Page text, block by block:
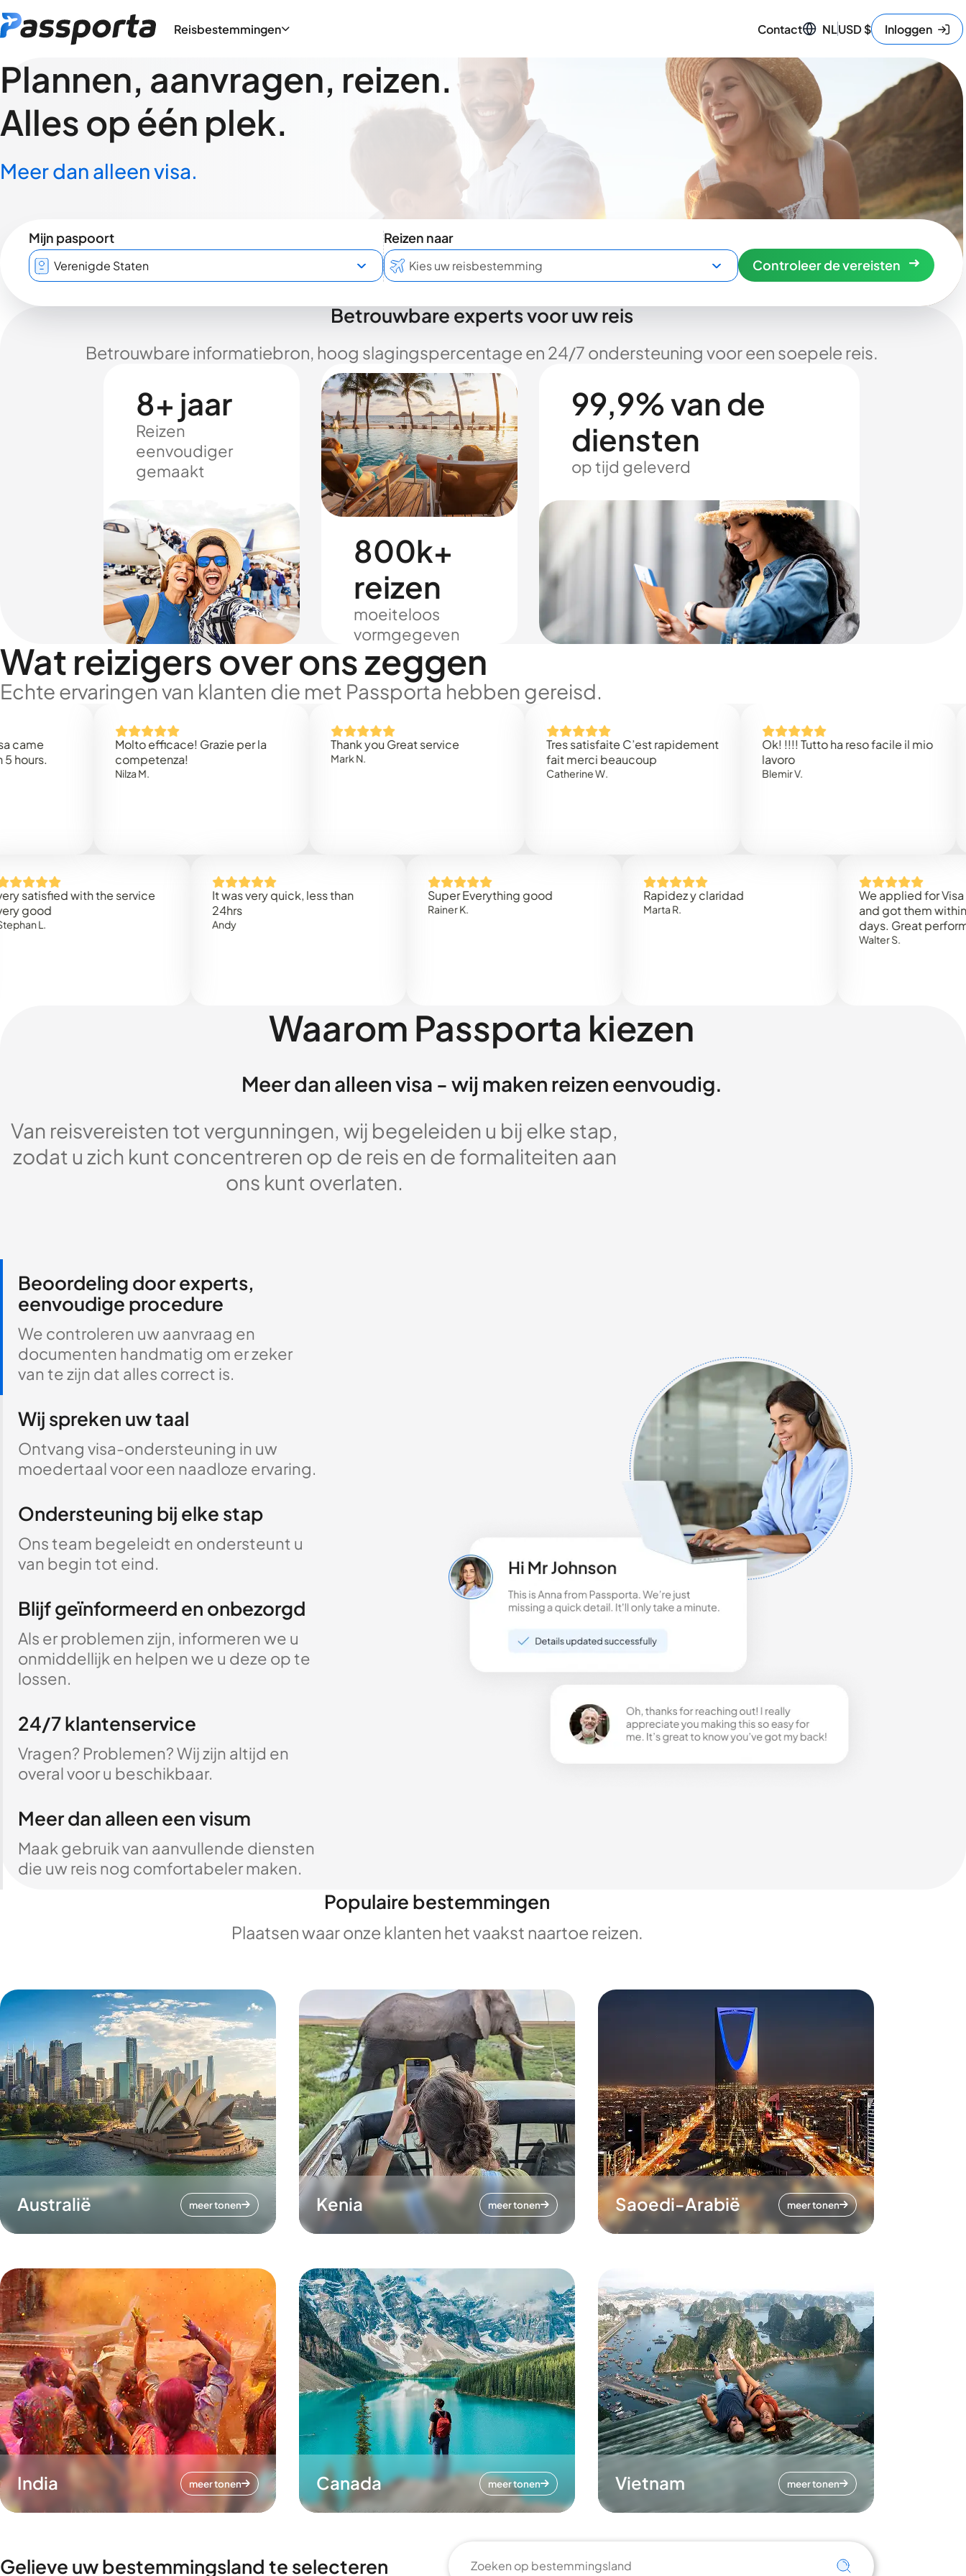
Reisbestemmingen Contact NLUSD$ Inloggen
Plannen, aanvragen, reizen.
Alles op één plek.
Meer dan alleen visa.
Mijn paspoort
Reizen naar
Controleer de vereisten
Betrouwbare experts voor uw reis
Betrouwbare informatiebron, hoog slagingspercentage en 24/7 ondersteuning voor een soepele reis.
8+ jaar
Reizen
eenvoudiger
gemaakt
800k+
reizen
moeiteloos
vormgegeven
99,9% van de
diensten
op tijd geleverd
Wat reizigers over ons zeggen
Echte ervaringen van klanten die met Passporta hebben gereisd.
Molto efficace! Grazie per la
competenza!
Thank you Great service
Tres satisfaite C’est rapidement
fait merci beaucoup
Catherine W.
Ok! !!!! Tutto ha reso facile il mio
Blemir V.
with the service
It was very quick, less than
Super Everything good
Rainer K.
Rapidez y claridad
We applied for Visa to
and got them within 3
days. Great performance!
Walter S.
Waarom Passporta kiezen
Meer dan alleen visa - wij maken reizen eenvoudig.
Van reisvereisten tot vergunningen, wij begeleiden u bij elke stap,
zodat u zich kunt concentreren op de reis en de formaliteiten aan
ons kunt overlaten.
Beoordeling door experts,
eenvoudige procedure
We controleren uw aanvraag en
documenten handmatig om er zeker
van te zijn dat alles correct is.
Wij spreken uw taal
Ontvang visa-ondersteuning in uw
moedertaal voor een naadloze ervaring.
Ondersteuning bij elke stap
Ons team begeleidt en ondersteunt u
van begin tot eind.
Blijf geïnformeerd en onbezorgd
Als er problemen zijn, informeren we u
onmiddellijk en helpen we u deze op te
lossen.
24/7 klantenservice
Vragen? Problemen? Wij zijn altijd en
overal voor u beschikbaar.
Meer dan alleen een visum
Maak gebruik van aanvullende diensten
die uw reis nog comfortabeler maken.
Populaire bestemmingen
Plaatsen waar onze klanten het vaakst naartoe reizen.
Australië meer tonen Kenia meer tonen Saoedi-Arabië meer tonen
India meer tonen Canada meer tonen Vietnam meer tonen
Gelieve uw bestemmingsland te selecteren